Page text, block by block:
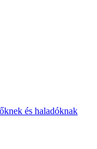
és haladóknak